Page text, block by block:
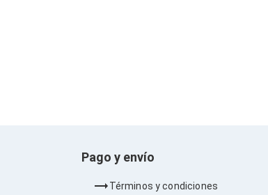
Pago y envío
Términos y condiciones